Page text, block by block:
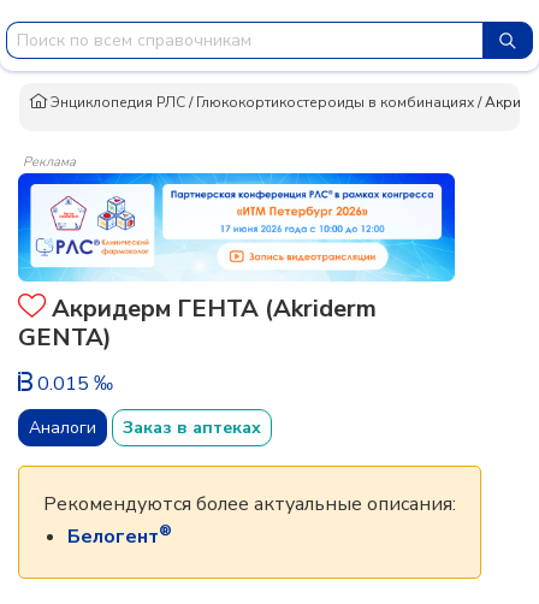
Энциклопедия РЛС/Глюкокортикостероиды в комбинациях/
Реклама
Акридерм ГЕНТА (Akriderm
GENTA)
0.015 ‰
Аналоги Заказ в аптеках
Рекомендуются более актуальные описания:
Белогент®